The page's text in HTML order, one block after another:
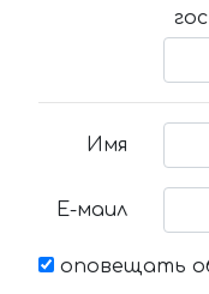
Имя
Е-маил
оповещать